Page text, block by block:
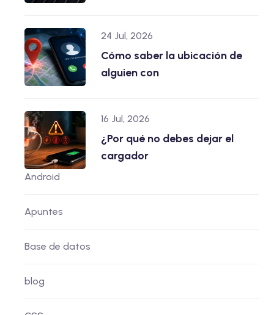
24 Jul, 2026
Cómo saber la ubicación de
alguien con
16 Jul, 2026
¿Por qué no debes dejar el
cargador
Android
Apuntes
Base de datos
blog